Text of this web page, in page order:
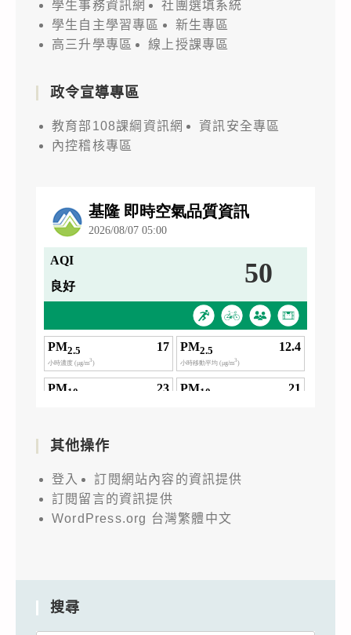
學生事務資訊網
社團選填系統
學生自主學習專區
新生專區
高三升學專區
線上授課專區
政令宣導專區
教育部108課綱資訊網
資訊安全專區
內控稽核專區
其他操作
登入
訂閱網站內容的資訊提供
訂閱留言的資訊提供
WordPress.org 台灣繁體中文
搜尋